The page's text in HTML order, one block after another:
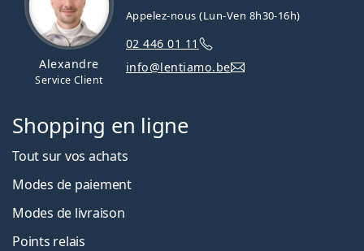
Alexandre
Service Client
Appelez-nous (Lun-Ven 8h30-16h)
02 446 01 11
info@lentiamo.be
Shopping en ligne
Tout sur vos achats
Modes de paiement
Modes de livraison
Points relais